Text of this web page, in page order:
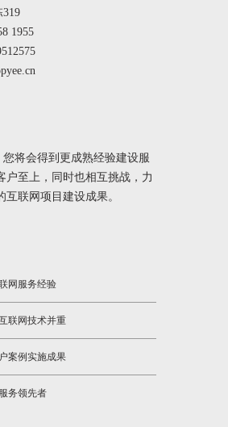
1955
您将会得到更成熟经验建设服
户至上，同时也相互挑战，力
互联网项目建设成果。
网服务经验
联网技术并重
案例实施成果
务领先者